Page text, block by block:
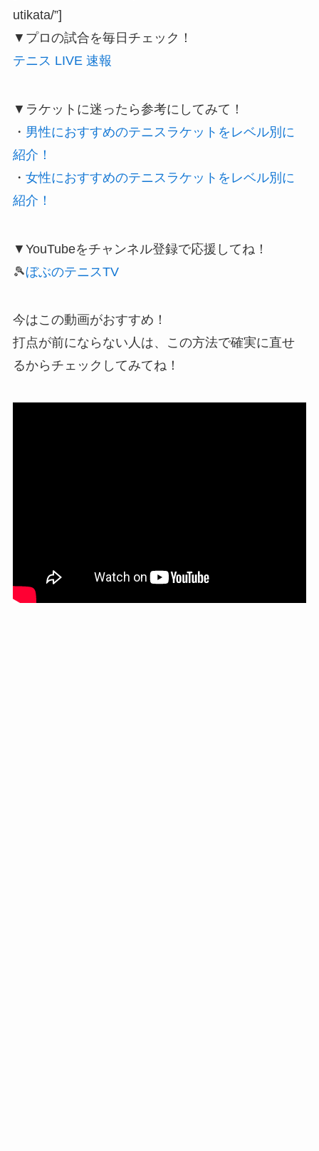
utikata/”]
▼プロの試合を毎日チェック！
テニス LIVE 速報
▼ラケットに迷ったら参考にしてみて！
・ 男性におすすめのテニスラケットをレベル別に
紹介！
・ 女性におすすめのテニスラケットをレベル別に
紹介！
▼YouTubeをチャンネル登録で応援してね！
🎾ぼぶのテニスTV
今はこの動画がおすすめ！
打点が前にならない人は、この方法で確実に直せ
るからチェックしてみてね！